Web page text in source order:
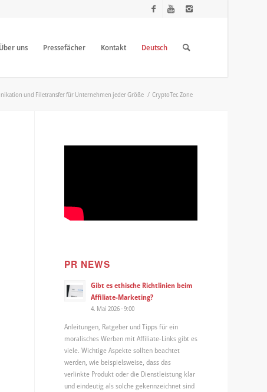
Über uns Pressefächer Kontakt Deutsch
und Filetransfer für Unternehmen jeder Größe / CryptoTec Zone
PR NEWS
Gibt es ethische Richtlinien beim
Affiliate-Marketing?
4. Mai 2026 - 9:00
Anleitungen, Ratgeber und Tipps für ein
moralisches Werben mit Affiliate-Links gibt es
viele. Wichtige Aspekte sollten beachtet
werden, wie beispielsweise, dass das
verlinkte Produkt oder die Dienstleistung klar
und eindeutig als solche gekennzeichnet sind